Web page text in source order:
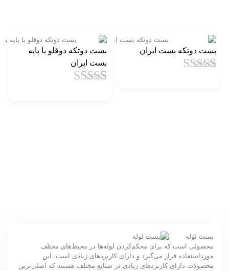
بست دوتکه بست ایران
بست دوتکه دوقلو با پایه
بست ایران
بست لوله
محصولی است که برای محکم‌کردن لوله‌ها در محیط‌های مختلف
مورداستفاده قرار می‌گیرد و دارای کاربردهای زیادی است. این
محصولات دارای کاربردهای زیادی در صنایع مختلف هستند که اصلی‌ترین